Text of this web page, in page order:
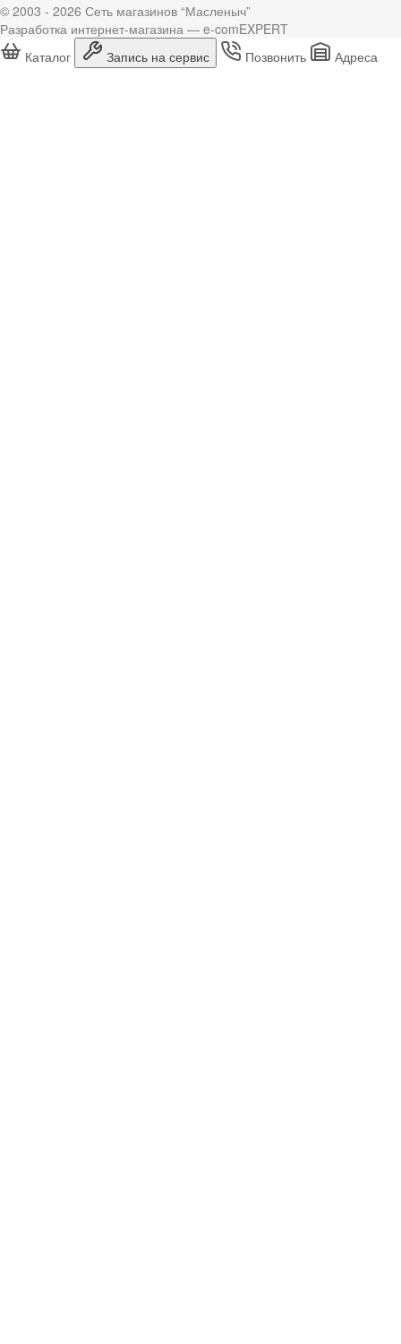
© 2003 - 2026 Сеть магазинов “Масленыч”
Разработка интернет-магазина — e-comEXPERT
Каталог
Запись на сервис Позвонить Адреса